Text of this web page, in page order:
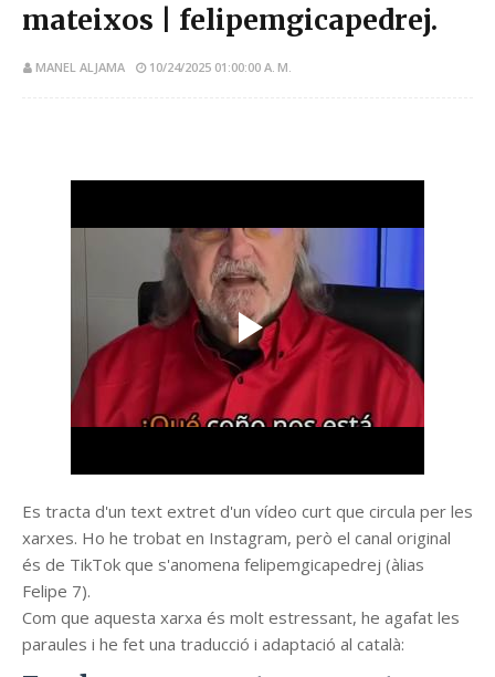
mateixos | felipemgicapedrej.
MANEL ALJAMA 10/24/2025 01:00:00 A. M.
Es tracta d'un text extret d'un vídeo curt que circula per les
xarxes. Ho he trobat en Instagram, però el canal original
és de TikTok que s'anomena felipemgicapedrej (àlias
Felipe 7).
Com que aquesta xarxa és molt estressant, he agafat les
paraules i he fet una traducció i adaptació al català: